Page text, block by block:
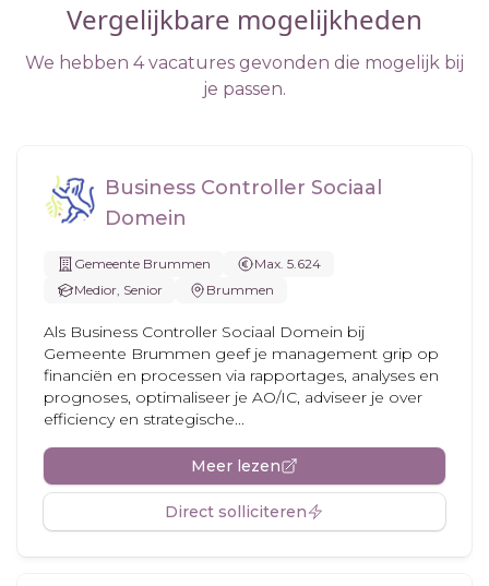
Vergelijkbare mogelijkheden
We hebben 4 vacatures gevonden die mogelijk bij
je passen.
Business Controller Sociaal
Domein
Gemeente Brummen
Max. 5.624
Medior, Senior
Brummen
Als Business Controller Sociaal Domein bij
Gemeente Brummen geef je management grip op
financiën en processen via rapportages, analyses en
prognoses, optimaliseer je AO/IC, adviseer je over
efficiency en strategische...
Meer lezen
Direct solliciteren